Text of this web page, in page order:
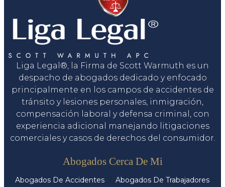
Liga Legal®, la Firma de Scott Warmuth es un
despacho de abogados dedicado y enfocado
principalmente en los campos de accidentes de
tránsito y lesiones personales, inmigración,
compensación laboral y defensa criminal, con
experiencia adicional manejando litigaciones
comerciales y casos de derechos del consumidor.
Abogados Cerca De Mi
Abogados De Accidentes Abogados De Trabajadores